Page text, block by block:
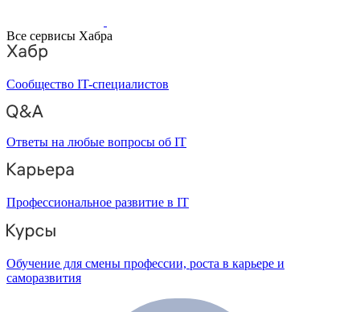
Все сервисы Хабра
Сообщество IT-специалистов
Ответы на любые вопросы об IT
Профессиональное развитие в IT
Обучение для смены профессии, роста в карьере и
саморазвития